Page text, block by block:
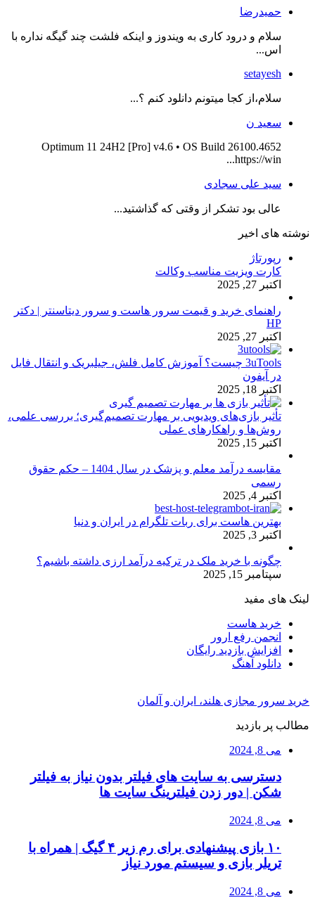
حمیدرضا
سلام و درود کاری به ویندوز و اینکه فلشت چند گیگه نداره با
اس...
setayesh
سلام،از کجا میتونم دانلود کنم ؟...
سعید ن
Optimum 11 24H2 [Pro] v4.6 • OS Build 26100.4652
https://win...
سید علی سجادی
عالی بود تشکر از وقتی که گذاشتید...
نوشته های اخیر
رپورتاژ
کارت ویزیت مناسب وکالت
اکتبر 27, 2025
راهنمای خرید و قیمت سرور هاست و سرور دیتاسنتر | دکتر
HP
اکتبر 27, 2025
3uTools چیست؟ آموزش کامل فلش، جیلبریک و انتقال فایل
در آیفون
اکتبر 18, 2025
تأثیر بازی‌های ویدیویی بر مهارت تصمیم‌گیری؛ بررسی علمی،
روش‌ها و راهکارهای عملی
اکتبر 15, 2025
مقایسه درآمد معلم و پزشک در سال 1404 – حکم حقوق
رسمی
اکتبر 4, 2025
بهترین هاست برای ربات تلگرام در ایران و دنیا
اکتبر 3, 2025
چگونه با خرید ملک در ترکیه درآمد ارزی داشته باشیم؟
سپتامبر 15, 2025
لینک های مفید
خرید هاست
انجمن رفع ارور
افزایش بازدید رایگان
دانلود آهنگ
خرید سرور مجازی هلند، ایران و آلمان
مطالب پر بازدید
می 8, 2024
دسترسی به سایت های فیلتر بدون نیاز به فیلتر
شکن | دور زدن فیلترینگ سایت ها
می 8, 2024
۱۰ بازی پیشنهادی برای رم زیر ۴ گیگ | همراه با
تریلر بازی و سیستم مورد نیاز
می 8, 2024